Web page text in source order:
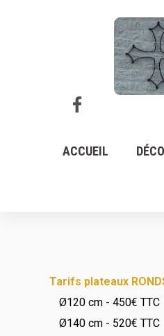
ACCUEIL
Tarifs plateaux
Ø120 cm - 450€ TTC
Ø140 cm - 520€ TTC